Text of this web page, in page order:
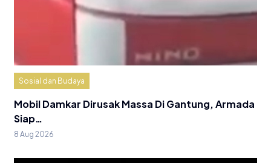
Sosial dan Budaya
Mobil Damkar Dirusak Massa Di Gantung, Armada
Siap…
8 Aug 2026